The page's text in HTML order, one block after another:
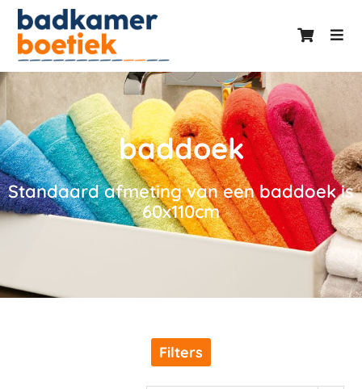
baddoek
Standaard afmeting van een baddoek is
60x110cm
Filters